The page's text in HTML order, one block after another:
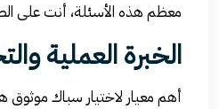
معظم هذه الأسئلة، أنت على
الخبرة العملية
أهم معيار لاختيار سباك موثوق